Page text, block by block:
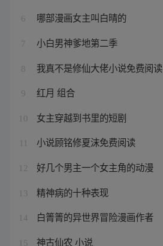
6 哪部漫画女主叫白晴的
7 小白男神爹地第二季
8 我真不是修仙大佬小说免费阅读
9 红月 组合
10 女主穿越到书里的短剧
小说顾铭修夏沫免费阅读
12 好几个男主一个女主角的动漫
13 精神病的十种表现
14 白箐箐的异世界冒险漫画作者
15 神古仙农 小说